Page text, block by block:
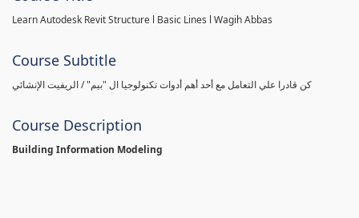
Learn Autodesk Revit Structure l Basic Lines l Wagih Abbas
Course Subtitle
كن قادرا علي التعامل مع أحد أهم أدوات تكنولوجيا ال "بيم" / الريفيت الإنشائي
Course Description
Building Information Modeling